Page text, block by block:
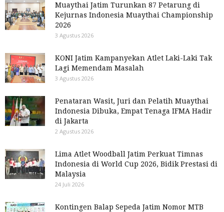
Muaythai Jatim Turunkan 87 Petarung di
Kejurnas Indonesia Muaythai Championship
2026
3 Agustus 2026
KONI Jatim Kampanyekan Atlet Laki-Laki Tak
Lagi Memendam Masalah
3 Agustus 2026
Penataran Wasit, Juri dan Pelatih Muaythai
Indonesia Dibuka, Empat Tenaga IFMA Hadir
di Jakarta
2 Agustus 2026
Lima Atlet Woodball Jatim Perkuat Timnas
Indonesia di World Cup 2026, Bidik Prestasi di
Malaysia
24 Juli 2026
Kontingen Balap Sepeda Jatim Nomor MTB